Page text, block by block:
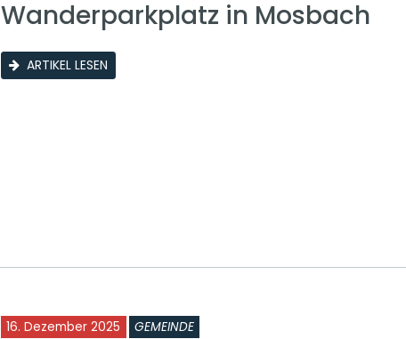
Wanderparkplatz in Mosbach
ARTIKEL LESEN
16. Dezember 2025 GEMEINDE